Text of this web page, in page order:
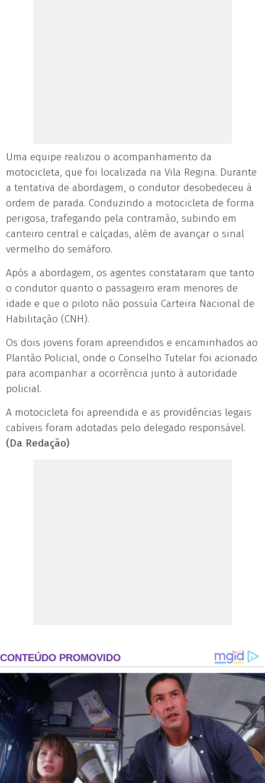
Uma equipe realizou o acompanhamento da
motocicleta, que foi localizada na Vila Regina. Durante
a tentativa de abordagem, o condutor desobedeceu à
ordem de parada. Conduzindo a motocicleta de forma
perigosa, trafegando pela contramão, subindo em
canteiro central e calçadas, além de avançar o sinal
vermelho do semáforo.
Após a abordagem, os agentes constataram que tanto
o condutor quanto o passageiro eram menores de
idade e que o piloto não possuía Carteira Nacional de
Habilitação (CNH).
Os dois jovens foram apreendidos e encaminhados ao
Plantão Policial, onde o Conselho Tutelar foi acionado
para acompanhar a ocorrência junto à autoridade
policial.
A motocicleta foi apreendida e as providências legais
cabíveis foram adotadas pelo delegado responsável.
(Da Redação)